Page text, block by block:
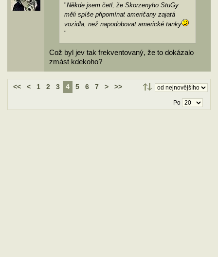
"Někde jsem četl, že Skorzenyho StuGy
měli spíše připomínat američany zajatá
vozidla, než napodobovat americké tanky
"
Což byl jev tak frekventovaný, že to dokázalo
zmást kdekoho?
<< < 1 2 3 4 5 6 7 > >>
Po